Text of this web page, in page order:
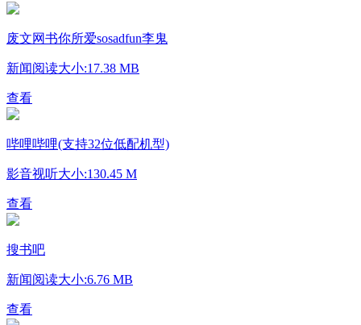
废文网书你所爱sosadfun李鬼
新闻阅读大小:17.38 MB
查看
哔哩哔哩(支持32位低配机型)
影音视听大小:130.45 M
查看
搜书吧
新闻阅读大小:6.76 MB
查看